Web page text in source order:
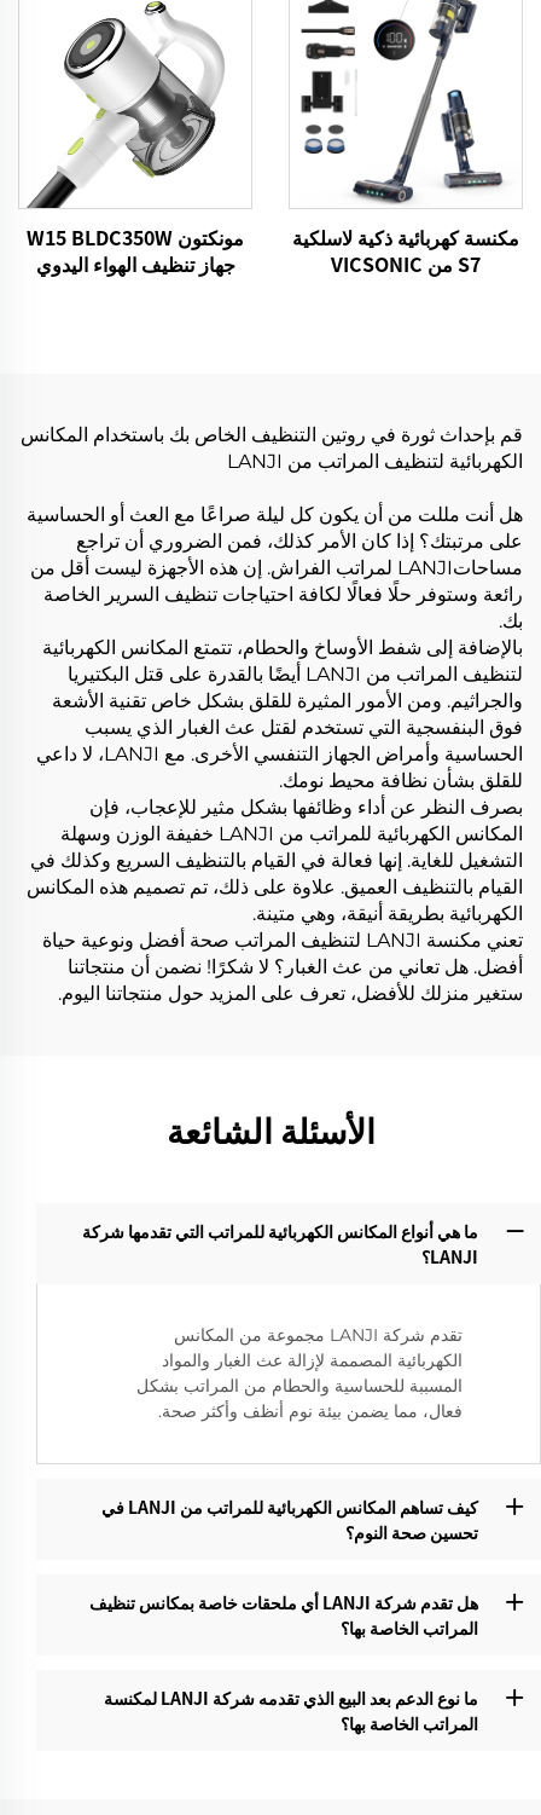
مكنسة كهربائية ذكية لاسلكية
S7 من VICSONIC
مونكتون W15 BLDC350W
جهاز تنظيف الهواء اليدوي
قم بإحداث ثورة في روتين التنظيف الخاص بك باستخدام المكانس
الكهربائية لتنظيف المراتب من LANJI
هل أنت مللت من أن يكون كل ليلة صراعًا مع العث أو الحساسية
على مرتبتك؟ إذا كان الأمر كذلك، فمن الضروري أن تراجع
مساحاتLANJI لمراتب الفراش. إن هذه الأجهزة ليست أقل من
رائعة وستوفر حلًا فعالًا لكافة احتياجات تنظيف السرير الخاصة
بك.
بالإضافة إلى شفط الأوساخ والحطام، تتمتع المكانس الكهربائية
لتنظيف المراتب من LANJI أيضًا بالقدرة على قتل البكتيريا
والجراثيم. ومن الأمور المثيرة للقلق بشكل خاص تقنية الأشعة
فوق البنفسجية التي تستخدم لقتل عث الغبار الذي يسبب
الحساسية وأمراض الجهاز التنفسي الأخرى. مع LANJI، لا داعي
للقلق بشأن نظافة محيط نومك.
بصرف النظر عن أداء وظائفها بشكل مثير للإعجاب، فإن
المكانس الكهربائية للمراتب من LANJI خفيفة الوزن وسهلة
التشغيل للغاية. إنها فعالة في القيام بالتنظيف السريع وكذلك في
القيام بالتنظيف العميق. علاوة على ذلك، تم تصميم هذه المكانس
الكهربائية بطريقة أنيقة، وهي متينة.
تعني مكنسة LANJI لتنظيف المراتب صحة أفضل ونوعية حياة
أفضل. هل تعاني من عث الغبار؟ لا شكرًا! نضمن أن منتجاتنا
ستغير منزلك للأفضل، تعرف على المزيد حول منتجاتنا اليوم.
الأسئلة الشائعة
ما هي أنواع المكانس الكهربائية للمراتب التي تقدمها شركة
LANJI؟‌
تقدم شركة LANJI مجموعة من المكانس
الكهربائية المصممة لإزالة عث الغبار والمواد
المسببة للحساسية والحطام من المراتب بشكل
فعال، مما يضمن بيئة نوم أنظف وأكثر صحة.
كيف تساهم المكانس الكهربائية للمراتب من LANJI في
تحسين صحة النوم؟
هل تقدم شركة LANJI أي ملحقات خاصة بمكانس تنظيف
المراتب الخاصة بها؟‌
ما نوع الدعم بعد البيع الذي تقدمه شركة LANJI لمكنسة
المراتب الخاصة بها؟‌